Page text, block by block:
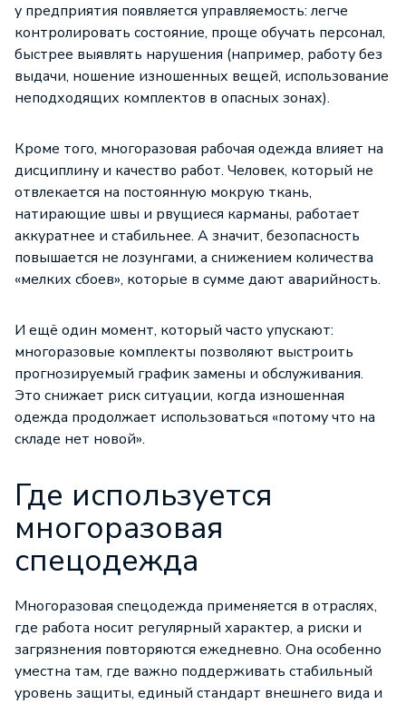
у предприятия появляется управляемость: легче
контролировать состояние, проще обучать персонал,
быстрее выявлять нарушения (например, работу без
выдачи, ношение изношенных вещей, использование
неподходящих комплектов в опасных зонах).
Кроме того, многоразовая рабочая одежда влияет на
дисциплину и качество работ. Человек, который не
отвлекается на постоянную мокрую ткань,
натирающие швы и рвущиеся карманы, работает
аккуратнее и стабильнее. А значит, безопасность
повышается не лозунгами, а снижением количества
«мелких сбоев», которые в сумме дают аварийность.
И ещё один момент, который часто упускают:
многоразовые комплекты позволяют выстроить
прогнозируемый график замены и обслуживания.
Это снижает риск ситуации, когда изношенная
одежда продолжает использоваться «потому что на
складе нет новой».
Где используется
многоразовая
спецодежда
Многоразовая спецодежда применяется в отраслях,
где работа носит регулярный характер, а риски и
загрязнения повторяются ежедневно. Она особенно
уместна там, где важно поддерживать стабильный
уровень защиты, единый стандарт внешнего вида и